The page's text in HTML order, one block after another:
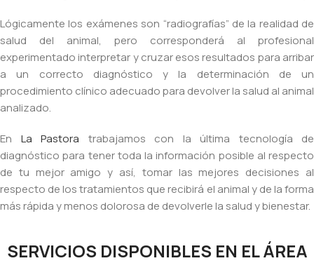
Lógicamente los exámenes son “radiografías” de la realidad de
salud del animal, pero corresponderá al profesional
experimentado interpretar y cruzar esos resultados para arribar
a un correcto diagnóstico y la determinación de un
procedimiento clínico adecuado para devolver la salud al animal
analizado.
En La Pastora trabajamos con la última tecnología de
diagnóstico para tener toda la información posible al respecto
de tu mejor amigo y así, tomar las mejores decisiones al
respecto de los tratamientos que recibirá el animal y de la forma
más rápida y menos dolorosa de devolverle la salud y bienestar.
SERVICIOS DISPONIBLES EN EL ÁREA